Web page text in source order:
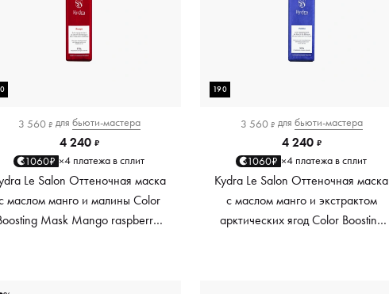
3 560 ₽ для бьюти-мастера
4 240 ₽
1060₽ ×4 платежа в сплит
Le Salon Оттеночная маска
маслом манго и малины Color
Mask Mango raspberry,
190
3 560 ₽ для бьюти-мастера
4 240 ₽
1060₽ ×4 платежа в сплит
Kydra Le Salon Оттеночная маска
с маслом манго и экстрактом
арктических ягод Color Boosting